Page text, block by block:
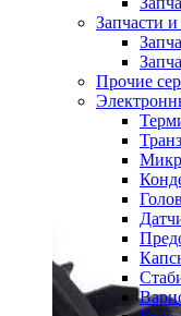
Запчасти
Прочие